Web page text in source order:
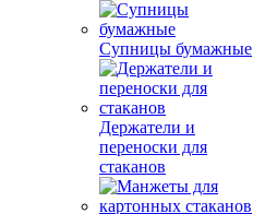
Супницы бумажные
Держатели и
переноски для
стаканов